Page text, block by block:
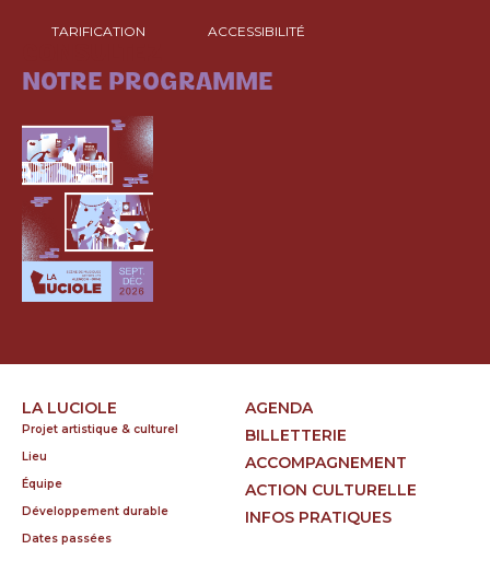
TARIFICATION ACCESSIBILITÉ
NOTRE PROGRAMME
LA LUCIOLE
Projet artistique & culturel
Lieu
Équipe
Développement durable
Dates passées
AGENDA
BILLETTERIE
ACCOMPAGNEMENT
ACTION CULTURELLE
INFOS PRATIQUES